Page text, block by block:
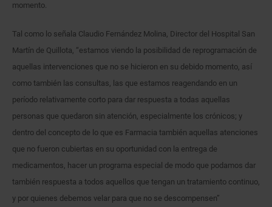
momento.
Tal como lo señala Claudio Fernández Molina, Director del Hospital San
Martín de Quillota, “estamos viendo la posibilidad de reprogramación de
aquellas intervenciones que no se hicieron en su debido momento, así
como también las consultas, las que estamos reagendando en un
período relativamente corto para dar respuesta a todas aquellas
personas que quedaron sin atención, especialmente los crónicos; y
dentro del concepto de lo que es Farmacia también aquellas atenciones
que no fueron cubiertas en su oportunidad con la entrega de
medicamentos, hacer un programa especial de modo que podamos dar
también respuesta a todos aquellos que tengan un tratamiento continuo,
y por quienes debemos velar para que no se descompensen”